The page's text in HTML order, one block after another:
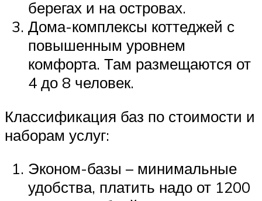
берегах и на островах.
Дома-комплексы коттеджей с
повышенным уровнем
комфорта. Там размещаются от
4 до 8 человек.
Классификация баз по стоимости и
наборам услуг:
Эконом-базы – минимальные
удобства, платить надо от 1200